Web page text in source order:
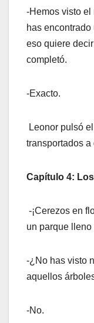
-Hemos visto el
has
eso quiere
completó.
-Exacto.
Leonor pulsó
transportados a
Capítulo 4:
-¡Cerezos en
un parque lleno
-¿No has visto
aquellos
-No.